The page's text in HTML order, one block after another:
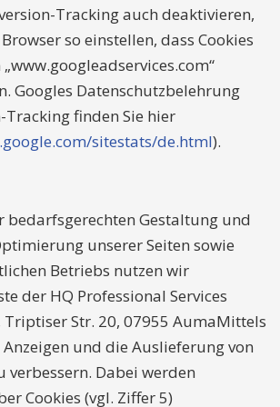
Tracking auch deaktivieren,
so einstellen, dass Cookies
Googles Datenschutzbelehrung
Tracking finden Sie hier
sitestats/de.html).
bedarfsgerechten Gestaltung und
unserer Seiten sowie
Betriebs nutzen wir
der HQ Professional Services
Triptiser Str. 20, 07955 AumaMittels
und die Auslieferung von
verbessern. Dabei werden
Cookies (vgl. Ziffer 5)